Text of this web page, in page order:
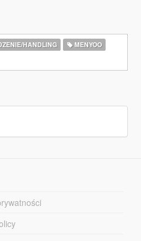
HANDLING
MENYOO